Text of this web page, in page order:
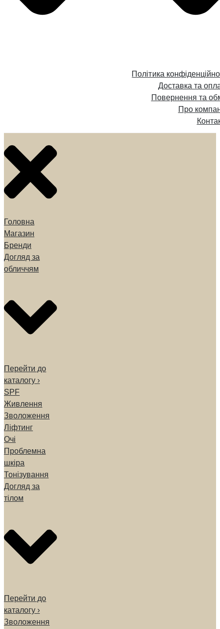
Політика
Доставка та
Повернення та
Про
Головна
Магазин
Бренди
Догляд за
обличчям
Перейти до
каталогу ›
SPF
Живлення
Зволоження
Ліфтинг
Очі
Проблемна
шкіра
Тонізування
Догляд за
тілом
Перейти до
каталогу ›
Зволоження